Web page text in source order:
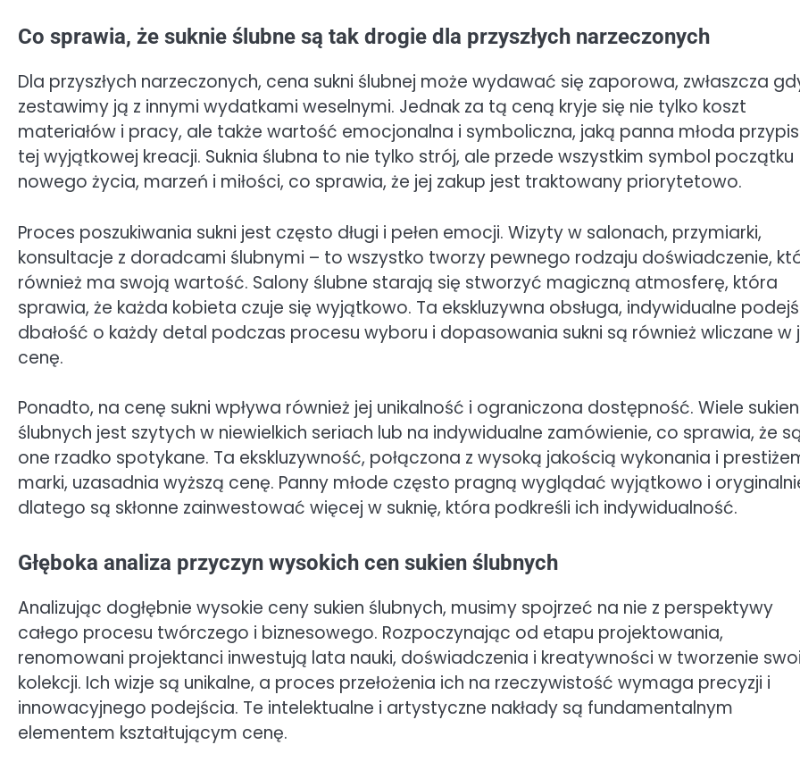
Co sprawia, że suknie ślubne są tak drogie dla przyszłych narzeczonych
Dla przyszłych narzeczonych, cena sukni ślubnej może wydawać się zaporowa, zwłaszcza
zestawimy ją z innymi wydatkami weselnymi. Jednak za tą ceną kryje się nie tylko koszt
materiałów i pracy, ale także wartość emocjonalna i symboliczna, jaką panna młoda
tej wyjątkowej kreacji. Suknia ślubna to nie tylko strój, ale przede wszystkim symbol początku
nowego życia, marzeń i miłości, co sprawia, że jej zakup jest traktowany priorytetowo.
Proces poszukiwania sukni jest często długi i pełen emocji. Wizyty w salonach, przymiarki,
konsultacje z doradcami ślubnymi – to wszystko tworzy pewnego rodzaju doświadczenie,
również ma swoją wartość. Salony ślubne starają się stworzyć magiczną atmosferę, która
sprawia, że każda kobieta czuje się wyjątkowo. Ta ekskluzywna obsługa, indywidualne
dbałość o każdy detal podczas procesu wyboru i dopasowania sukni są również wliczane w
cenę.
Ponadto, na cenę sukni wpływa również jej unikalność i ograniczona dostępność. Wiele sukien
ślubnych jest szytych w niewielkich seriach lub na indywidualne zamówienie, co sprawia, że
one rzadko spotykane. Ta ekskluzywność, połączona z wysoką jakością wykonania i
marki, uzasadnia wyższą cenę. Panny młode często pragną wyglądać wyjątkowo i
dlatego są skłonne zainwestować więcej w suknię, która podkreśli ich indywidualność.
Głęboka analiza przyczyn wysokich cen sukien ślubnych
Analizując dogłębnie wysokie ceny sukien ślubnych, musimy spojrzeć na nie z perspektywy
całego procesu twórczego i biznesowego. Rozpoczynając od etapu projektowania,
renomowani projektanci inwestują lata nauki, doświadczenia i kreatywności w tworzenie
kolekcji. Ich wizje są unikalne, a proces przełożenia ich na rzeczywistość wymaga precyzji i
innowacyjnego podejścia. Te intelektualne i artystyczne nakłady są fundamentalnym
elementem kształtującym cenę.